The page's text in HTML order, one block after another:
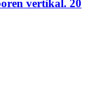
vertikal. 20